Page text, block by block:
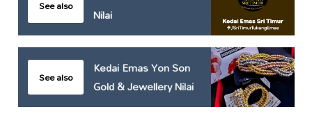
See also
Nilai
See also
Kedai Emas Yon Son
Gold & Jewellery Nilai